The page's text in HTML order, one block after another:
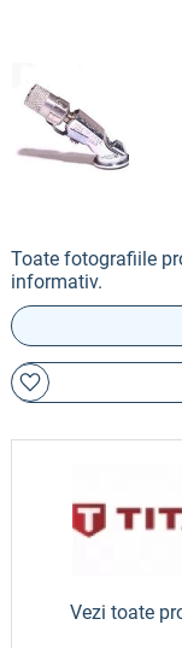
Toate fotografiile
informativ.
Vezi toate